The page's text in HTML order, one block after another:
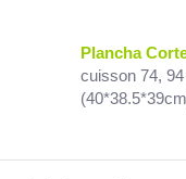
Plancha
cuisson 74,